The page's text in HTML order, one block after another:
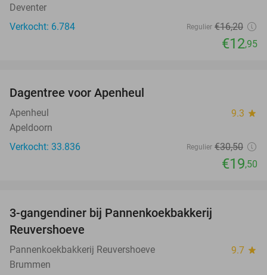
Deventer
Verkocht: 6.784
Regulier €16,20
€12,95
Dagentree voor Apenheul
Apenheul 9.3 star
Apeldoorn
Verkocht: 33.836
Regulier €30,50
€19,50
3-gangendiner bij Pannenkoekbakkerij
Reuvershoeve
Pannenkoekbakkerij Reuvershoeve 9.7 star
Brummen